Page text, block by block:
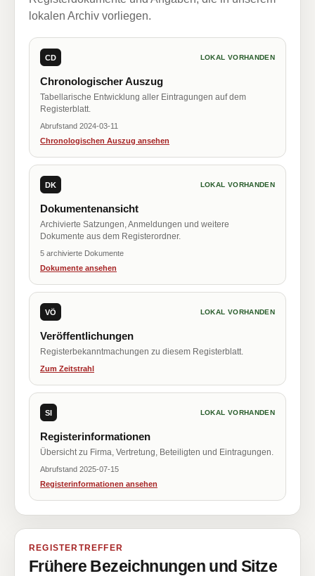
lokalen Archiv vorliegen.
CD LOKAL VORHANDEN
Chronologischer Auszug
Tabellarische Entwicklung aller Eintragungen auf dem
Registerblatt.
Abrufstand 2024-03-11
Chronologischen Auszug ansehen
DK LOKAL VORHANDEN
Dokumentenansicht
Archivierte Satzungen, Anmeldungen und weitere
Dokumente aus dem Registerordner.
5 archivierte Dokumente
Dokumente ansehen
VÖ LOKAL VORHANDEN
Veröffentlichungen
Registerbekanntmachungen zu diesem Registerblatt.
Zum Zeitstrahl
SI LOKAL VORHANDEN
Registerinformationen
Übersicht zu Firma, Vertretung, Beteiligten und Eintragungen.
Abrufstand 2025-07-15
Registerinformationen ansehen
REGISTERTREFFER
Frühere Bezeichnungen und Sitze